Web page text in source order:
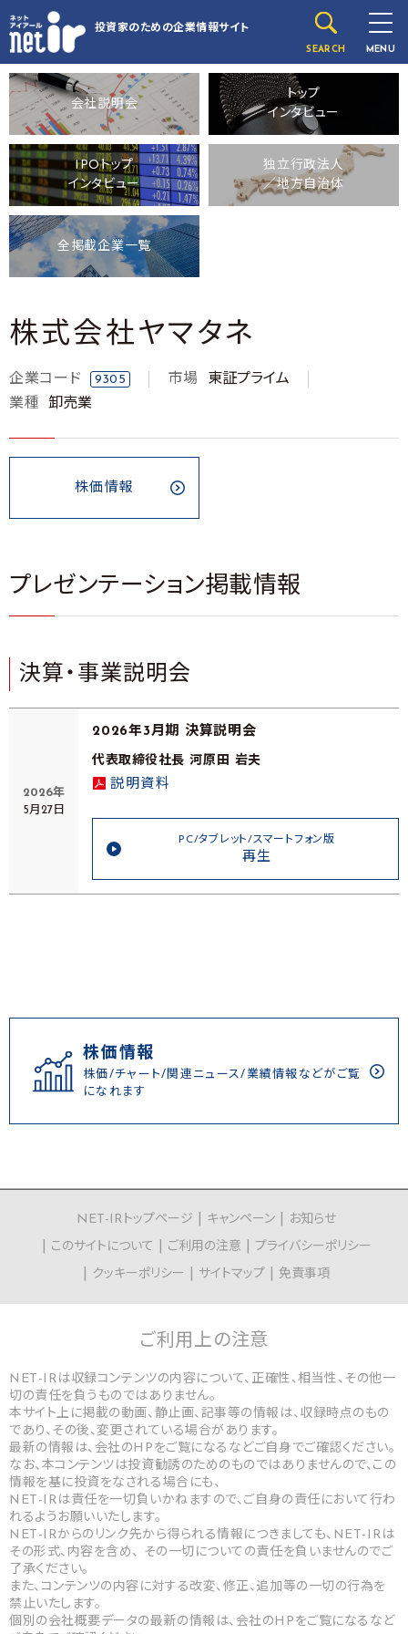
投資家のための企業情報サイト
SEARCH MENU
会社説明会
トップ
インタビュー
IPOトップ
インタビュー
独立行政法人
／地方自治体
全掲載企業一覧
株式会社ヤマタネ
企業コード 9305 市場
東証プライム
業種
卸売業
株価情報
プレゼンテーション掲載情報
決算・事業説明会
2026年
5月27日
2026年3月期 決算説明会
代表取締役社長 河原田 岩夫
説明資料
PC/タブレット/スマートフォン版
再生
株価情報
株価/チャート/関連ニュース/業績情報などがご覧
になれます
NET-IRトップページ キャンペーン
お知らせ
このサイトについて
ご利用の注意
プライバシーポリシー
クッキーポリシー
サイトマップ 免責事項
ご利用上の注意
NET-IRは収録コンテンツの内容について、正確性、相当性、その他一
切の責任を負うものではありません。
本サイト上に掲載の動画、静止画、記事等の情報は、収録時点のもの
であり、その後、変更されている場合があります。
最新の情報は、会社のHPをご覧になるなどご自身でご確認ください。
なお、本コンテンツは投資勧誘のためのものではありませんので、この
情報を基に投資をなされる場合にも、
NET-IRは責任を一切負いかねますので、ご自身の責任において行わ
れるようお願いいたします。
NET-IRからのリンク先から得られる情報につきましても、NET-IRは
その形式、内容を含め、 その一切についての責任を負いませんのでご
了承ください。
また、コンテンツの内容に対する改変、修正、追加等の一切の行為を
禁止いたします。
個別の会社概要データの最新の情報は、会社のHPをご覧になるなど